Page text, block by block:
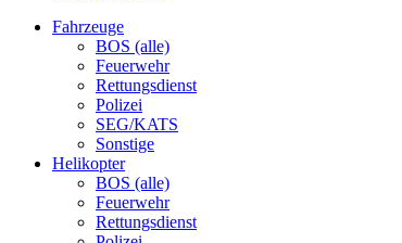
Fahrzeuge
BOS (alle)
Feuerwehr
Rettungsdienst
Polizei
SEG/KATS
Sonstige
Helikopter
BOS (alle)
Feuerwehr
Rettungsdienst